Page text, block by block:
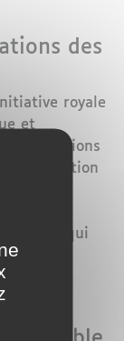
des
royale
et
questions
l’application
des
qui
délais